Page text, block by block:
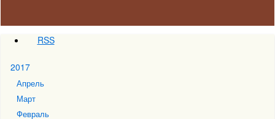
RSS
2017
Апрель
Март
Февраль